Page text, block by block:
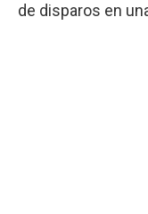
de disparos en